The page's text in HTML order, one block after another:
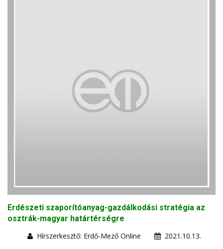
Erdészeti szaporítóanyag-gazdálkodási stratégia az
osztrák-magyar határtérségre
Hírszerkesztő: Erdő-Mező Online
2021.10.13.